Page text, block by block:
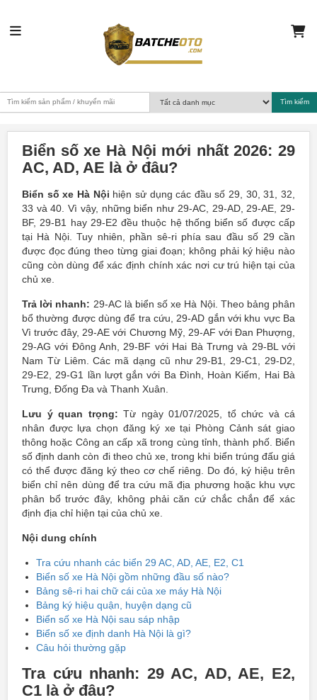
Biển số xe Hà Nội mới nhất 2026: 29
AC, AD, AE là ở đâu?
Biển số xe Hà Nội hiện sử dụng các đầu số 29, 30, 31, 32,
33 và 40. Vì vậy, những biển như 29-AC, 29-AD, 29-AE, 29-
BF, 29-B1 hay 29-E2 đều thuộc hệ thống biển số được cấp
tại Hà Nội. Tuy nhiên, phần sê-ri phía sau đầu số 29 cần
được đọc đúng theo từng giai đoạn; không phải ký hiệu nào
cũng còn dùng để xác định chính xác nơi cư trú hiện tại của
chủ xe.
Trả lời nhanh: 29-AC là biển số xe Hà Nội. Theo bảng phân
bổ thường được dùng để tra cứu, 29-AD gắn với khu vực Ba
Vì trước đây, 29-AE với Chương Mỹ, 29-AF với Đan Phượng,
29-AG với Đông Anh, 29-BF với Hai Bà Trưng và 29-BL với
Nam Từ Liêm. Các mã dạng cũ như 29-B1, 29-C1, 29-D2,
29-E2, 29-G1 lần lượt gắn với Ba Đình, Hoàn Kiếm, Hai Bà
Trưng, Đống Đa và Thanh Xuân.
Lưu ý quan trọng: Từ ngày 01/07/2025, tổ chức và cá
nhân được lựa chọn đăng ký xe tại Phòng Cảnh sát giao
thông hoặc Công an cấp xã trong cùng tỉnh, thành phố. Biển
số định danh còn đi theo chủ xe, trong khi biển trúng đấu giá
có thể được đăng ký theo cơ chế riêng. Do đó, ký hiệu trên
biển chỉ nên dùng để tra cứu mã địa phương hoặc khu vực
phân bổ trước đây, không phải căn cứ chắc chắn để xác
định địa chỉ hiện tại của chủ xe.
Nội dung chính
Tra cứu nhanh các biển 29 AC, AD, AE, E2, C1
Biển số xe Hà Nội gồm những đầu số nào?
Bảng sê-ri hai chữ cái của xe máy Hà Nội
Bảng ký hiệu quận, huyện dạng cũ
Biển số xe Hà Nội sau sáp nhập
Biển số xe định danh Hà Nội là gì?
Câu hỏi thường gặp
Tra cứu nhanh: 29 AC, AD, AE, E2,
C1 là ở đâu?